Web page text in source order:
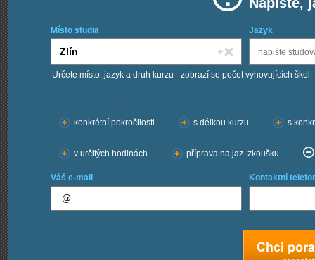
Místo studia Jazyk
Určete místo, jazyk a druh kurzu - zobrazí se počet vyhovujících škol
konkrétní pokročilosti
s délkou kurzu s
v určitých hodinách příprava na jaz. zkoušku
Váš e-mail Kontaktní